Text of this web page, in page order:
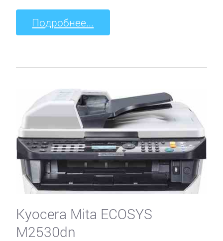
Подробнее...
Kyocera Mita ECOSYS
M2530dn